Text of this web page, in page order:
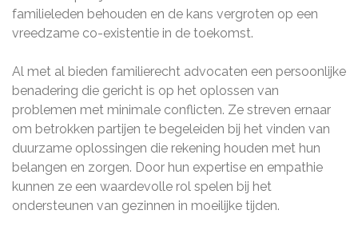
familieleden behouden en de kans vergroten op een
vreedzame co-existentie in de toekomst.
Al met al bieden familierecht advocaten een persoonlijke
benadering die gericht is op het oplossen van
problemen met minimale conflicten. Ze streven ernaar
om betrokken partijen te begeleiden bij het vinden van
duurzame oplossingen die rekening houden met hun
belangen en zorgen. Door hun expertise en empathie
kunnen ze een waardevolle rol spelen bij het
ondersteunen van gezinnen in moeilijke tijden.